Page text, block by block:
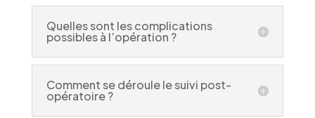
Quelles sont les complications
possibles à l’opération ?
Comment se déroule le suivi post-
opératoire ?